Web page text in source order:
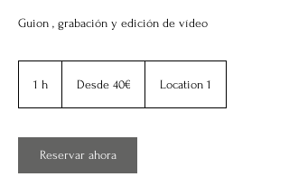
Guion , grabación y edición de vídeo
1 h Desde 40€ Location 1
Reservar ahora